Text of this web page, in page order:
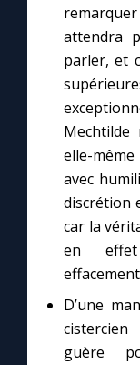
attendra
parler, et
elle-
avec
discrétion
car la
en effet
D’une
guère